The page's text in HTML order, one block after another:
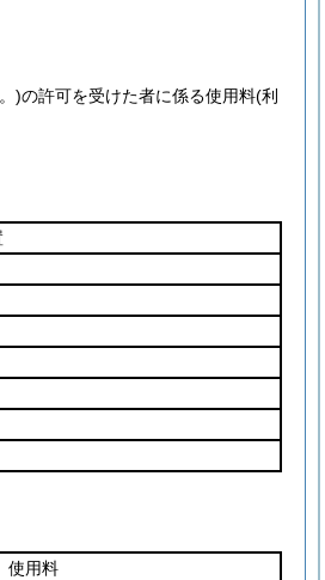
)の許可を受けた者に係る使用料(利
使用料